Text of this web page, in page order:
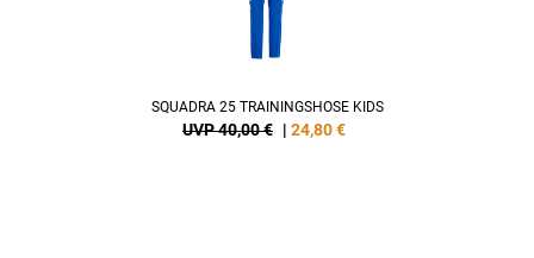
SQUADRA 25 TRAININGSHOSE KIDS
UVP 40,00 € | 24,80€